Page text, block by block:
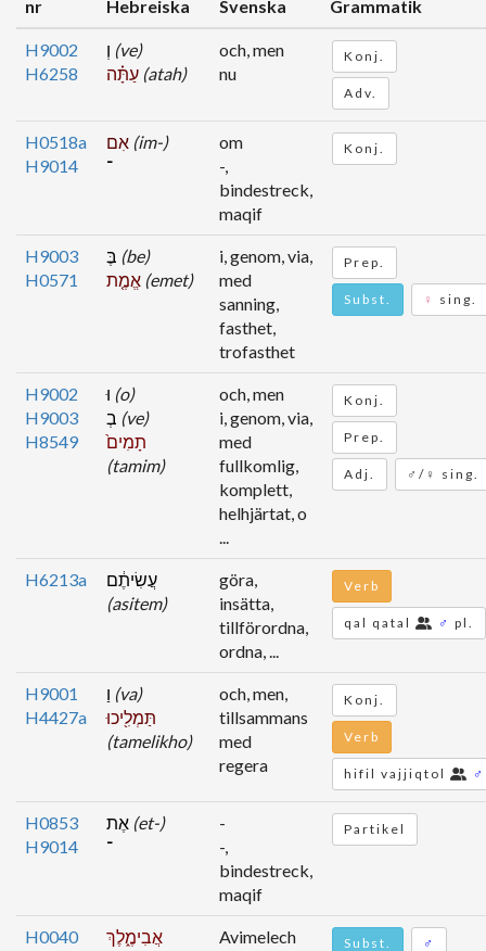
nr
Hebreiska Svenska Grammatik
H9002
H6258
(ve)
(atah)
och, men
nu
Konj.
Adv.
H0518a
H9014
(im-)
־
om
-,
bindestreck,
maqif
Konj.
H9003
H0571
(be)
(emet)
i, genom, via,
med
sanning,
fasthet,
trofasthet
Prep.
Subst. ♀ sing.
H9002
H9003
H8549
(o)
(ve)
תָמִים֙
(tamim)
och, men
i, genom, via,
med
fullkomlig,
komplett,
helhjärtat, o
...
Konj.
Prep.
Adj. ♂/♀ sing.
H6213a
עֲשִׂיתֶ֔ם
(asitem)
göra,
insätta,
tillförordna,
ordna, ...
Verb
qal qatal ♂ pl.
H9001
H4427a
(va)
תַּמְלִ֖יכוּ
(tamelikho)
och, men,
tillsammans
med
regera
Konj.
Verb
hifil vajjiqtol ♂
H0853
H9014
(et-)
־
-
-,
bindestreck,
maqif
Partikel
H0040
אֲבִימֶ֑לֶךְ
Avimelech Subst. ♂